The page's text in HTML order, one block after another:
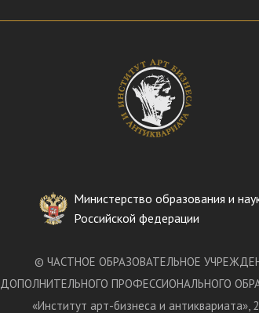
Министерство образования и
Российской федерации
© ЧАСТНОЕ ОБРАЗОВАТЕЛЬНОЕ
ДОПОЛНИТЕЛЬНОГО ПРОФЕССИОНАЛЬНОГО
«Институт арт-бизнеса и антиквариата»,